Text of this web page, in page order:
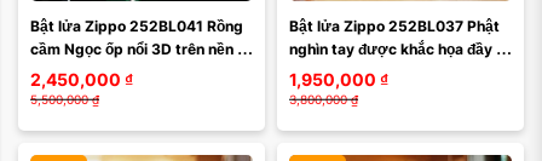
Bật lửa Zippo 252BL041 Rồng
cầm Ngọc ốp nổi 3D trên nền
Zip giả cổ phay xước
2,450,000 ₫
5,500,000 ₫
Bật lửa Zippo 252BL037 Phật
nghìn tay được khắc họa đầy
tinh tế
1,950,000 ₫
3,800,000 ₫
Xóa Xóa